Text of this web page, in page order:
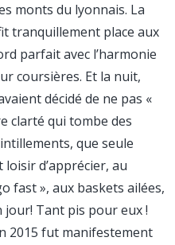
monts du lyonnais. La
tranquillement place aux
parfait avec l’harmonie
coursières. Et la nuit,
décidé de ne pas «
clarté qui tombe des
que seule
d’apprécier, au
fast », aux baskets ailées,
Tant pis pour eux !
2015 fut manifestement